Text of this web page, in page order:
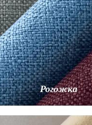
Рогожка